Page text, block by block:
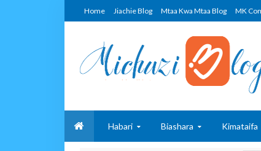
Home Jiachie Blog Mtaa Kwa Mtaa Blog MK
Habari Biashara Kimataifa